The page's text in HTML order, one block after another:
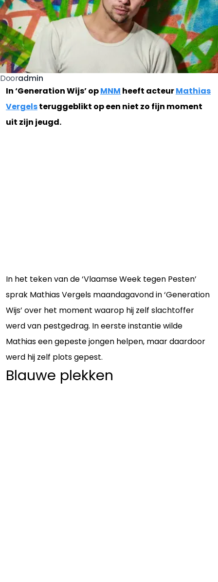
Dooradmin
In ‘Generation Wijs’ opMNM heeft acteurMathias
Vergelsteruggeblikt op een niet zo fijn moment
uit zijn jeugd.
In het teken van de ‘Vlaamse Week tegen Pesten’
sprak Mathias Vergels maandagavond in ‘Generation
Wijs’ over het moment waarop hij zelf slachtoffer
werd van pestgedrag. In eerste instantie wilde
Mathias een gepeste jongen helpen, maar daardoor
werd hij zelf plots gepest.
Blauwe plekken